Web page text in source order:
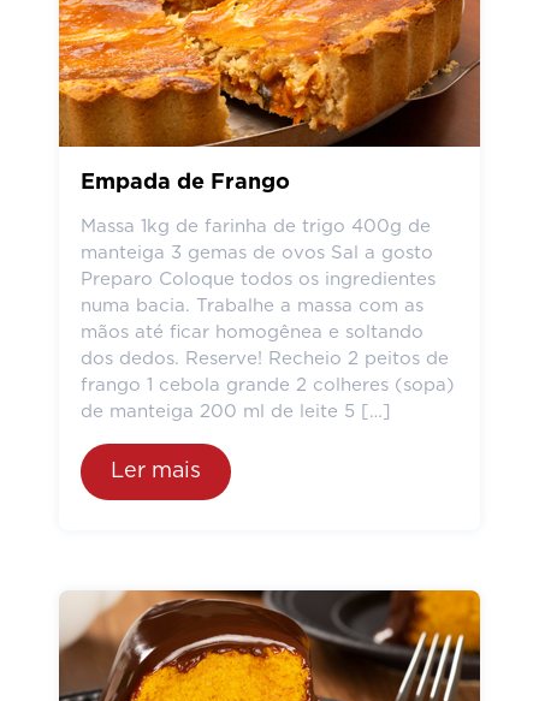
Empada de Frango
Massa 1kg de farinha de trigo 400g de
manteiga 3 gemas de ovos Sal a gosto
Preparo Coloque todos os ingredientes
numa bacia. Trabalhe a massa com as
mãos até ficar homogênea e soltando
dos dedos. Reserve! Recheio 2 peitos de
frango 1 cebola grande 2 colheres (sopa)
de manteiga 200 ml de leite 5 […]
Ler mais